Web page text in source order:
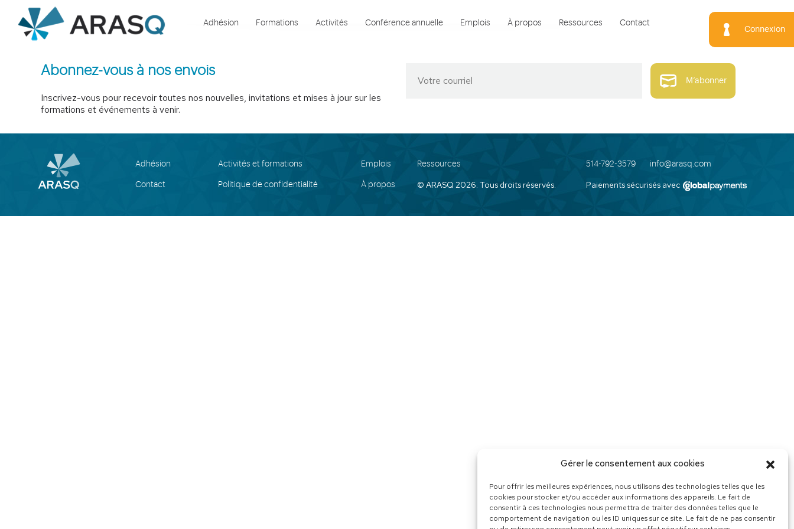
Gérer le consentement aux cookies
Pour offrir les meilleures expériences, nous utilisons des technologies telles que les
cookies pour stocker et/ou accéder aux informations des appareils. Le fait de
consentir à ces technologies nous permettra de traiter des données telles que le
comportement de navigation ou les ID uniques sur ce site. Le fait de ne pas consentir
Connexion
Adhésion Formations Activités Conférence annuelle Emplois À propos Ressources Contact
Abonnez-vous à nos envois
Inscrivez-vous pour recevoir toutes nos nouvelles, invitations et mises à jour sur les
formations et événements à venir.
M’abonner
Adhésion
Contact
Activités et formations
Politique de confidentialité
Emplois
À propos
Ressources
© ARASQ 2026. Tous droits réservés.
514-792-3579 info@arasq.com
Paiements sécurisés avec